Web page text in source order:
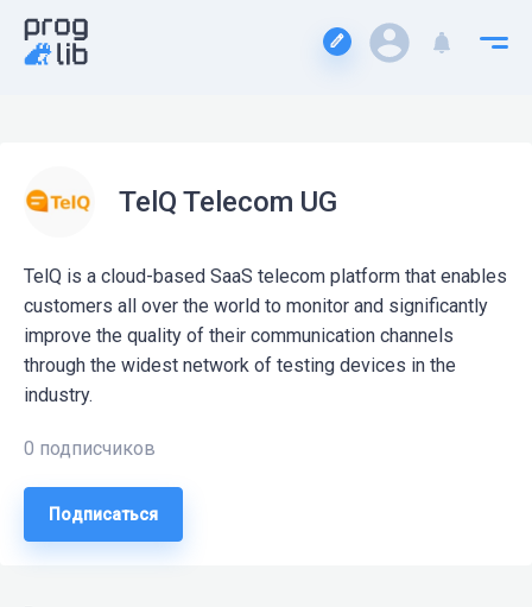
TelQ Telecom UG
TelQ is a cloud-based SaaS telecom platform that enables
customers all over the world to monitor and significantly
improve the quality of their communication channels
through the widest network of testing devices in the
industry.
0 подписчиков
Подписаться